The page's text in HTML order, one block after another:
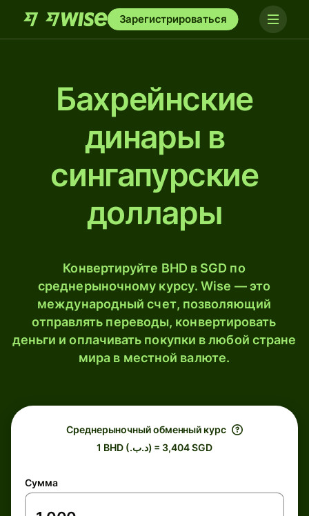
Зарегистрироваться
Бахрейнские
динары в
сингапурские
доллары
Конвертируйте BHD в SGD по
среднерыночному курсу. Wise — это
международный счет, позволяющий
отправлять переводы, конвертировать
деньги и оплачивать покупки в любой стране
мира в местной валюте.
Среднерыночный обменный курс
1 BHD (.د.ب) = 3,404 SGD
Сумма